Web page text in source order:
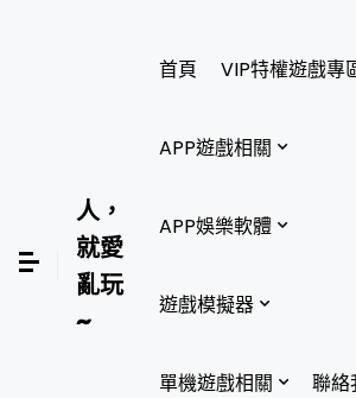
人，
就愛
亂玩
~
首頁 VIP特權遊戲專
APP遊戲相關
APP娛樂軟體
遊戲模擬器
單機遊戲相關 聯絡